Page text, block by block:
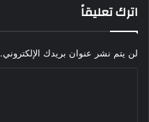
اترك تعليقاً
لن يتم نشر عنوان بريدك الإلكتروني.